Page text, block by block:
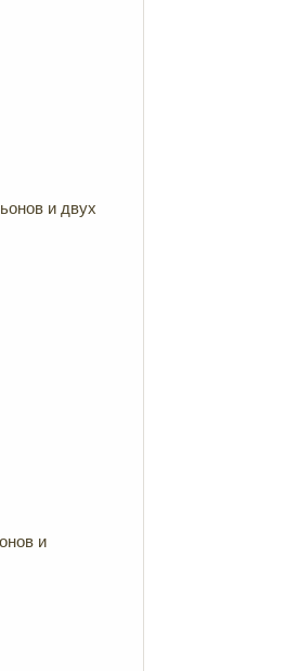
и двух
и